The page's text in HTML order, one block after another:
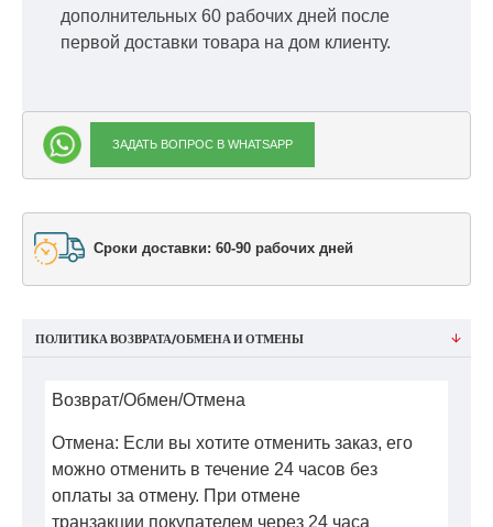
дополнительных 60 рабочих дней после
первой доставки товара на дом клиенту.
ЗАДАТЬ ВОПРОС В WHATSAPP
Сроки доставки: 60-90 рабочих дней
ПОЛИТИКА ВОЗВРАТА/ОБМЕНА И ОТМЕНЫ
Возврат/Обмен/Отмена
Отмена: Если вы хотите отменить заказ, его
можно отменить в течение 24 часов без
оплаты за отмену. При отмене
транзакции покупателем через 24 часа